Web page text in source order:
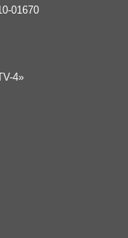
01670
4»